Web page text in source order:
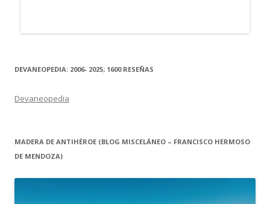
DEVANEOPEDIA: 2006- 2025; 1600 RESEÑAS
Devaneopedia
MADERA DE ANTIHÉROE (BLOG MISCELÁNEO – FRANCISCO HERMOSO
DE MENDOZA)